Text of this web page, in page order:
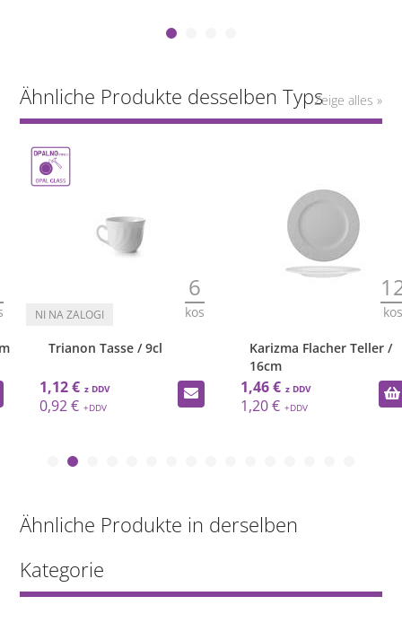
Ähnliche Produkte desselben TypsZeige alles »
Trianon Tasse / 9cl
1,12 €
0,92 €
Karizma Flacher Teller /
16cm
1,46 €
1,20 €
Ähnliche Produkte in derselben
Kategorie